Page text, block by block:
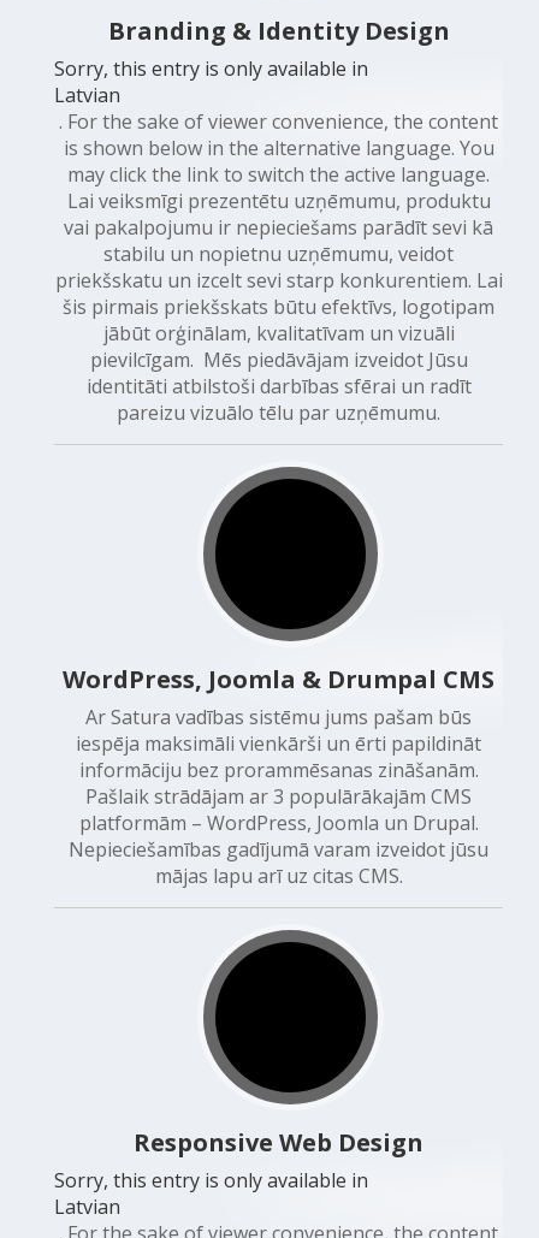
Branding & Identity Design
Sorry, this entry is only available in
Latvian
. For the sake of viewer convenience, the content
is shown below in the alternative language. You
may click the link to switch the active language.
Lai veiksmīgi prezentētu uzņēmumu, produktu
vai pakalpojumu ir nepieciešams parādīt sevi kā
stabilu un nopietnu uzņēmumu, veidot
priekšskatu un izcelt sevi starp konkurentiem. Lai
šis pirmais priekšskats būtu efektīvs, logotipam
jābūt orģinālam, kvalitatīvam un vizuāli
pievilcīgam. Mēs piedāvājam izveidot Jūsu
identitāti atbilstoši darbības sfērai un radīt
pareizu vizuālo tēlu par uzņēmumu.
WordPress, Joomla & Drumpal CMS
Ar Satura vadības sistēmu jums pašam būs
iespēja maksimāli vienkārši un ērti papildināt
informāciju bez prorammēsanas zināšanām.
Pašlaik strādājam ar 3 populārākajām CMS
platformām – WordPress, Joomla un Drupal.
Nepieciešamības gadījumā varam izveidot jūsu
mājas lapu arī uz citas CMS.
Responsive Web Design
Sorry, this entry is only available in
Latvian